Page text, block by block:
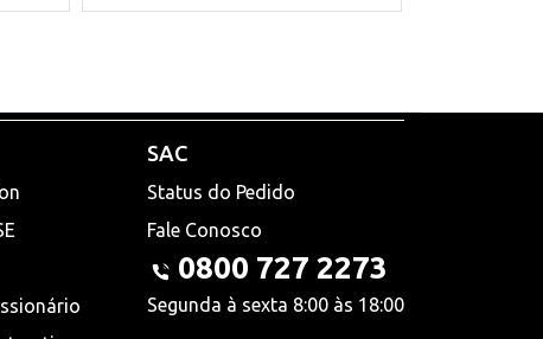
SAC
Status do Pedido
Fale Conosco
0800 727 2273
Segunda à sexta 8:00 às 18:00